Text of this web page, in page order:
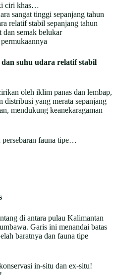
ciri khas…
sangat tinggi sepanjang tahun
relatif stabil sepanjang tahun
dan semak belukar
suhu udara relatif stabil
oleh iklim panas dan lembap,
distribusi yang merata sepanjang
mendukung keanekaragaman
persebaran fauna tipe…
di antara pulau Kalimantan
Garis ini menandai batas
baratnya dan fauna tipe
in-situ dan ex-situ!